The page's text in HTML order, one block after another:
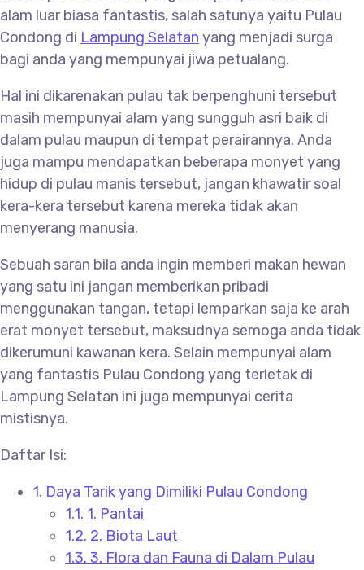
alam luar biasa fantastis, salah satunya yaitu Pulau
Condong di Lampung Selatan yang menjadi surga
bagi anda yang mempunyai jiwa petualang.
Hal ini dikarenakan pulau tak berpenghuni tersebut
masih mempunyai alam yang sungguh asri baik di
dalam pulau maupun di tempat perairannya. Anda
juga mampu mendapatkan beberapa monyet yang
hidup di pulau manis tersebut, jangan khawatir soal
kera-kera tersebut karena mereka tidak akan
menyerang manusia.
Sebuah saran bila anda ingin memberi makan hewan
yang satu ini jangan memberikan pribadi
menggunakan tangan, tetapi lemparkan saja ke arah
erat monyet tersebut, maksudnya semoga anda tidak
dikerumuni kawanan kera. Selain mempunyai alam
yang fantastis Pulau Condong yang terletak di
Lampung Selatan ini juga mempunyai cerita
mistisnya.
Daftar Isi:
1. Daya Tarik yang Dimiliki Pulau Condong
1.1. 1. Pantai
1.2. 2. Biota Laut
1.3. 3. Flora dan Fauna di Dalam Pulau